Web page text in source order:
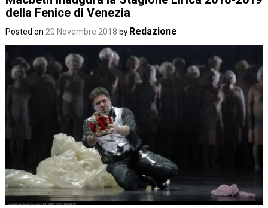
della Fenice di Venezia
Posted on 20 Novembre 2018 by Redazione